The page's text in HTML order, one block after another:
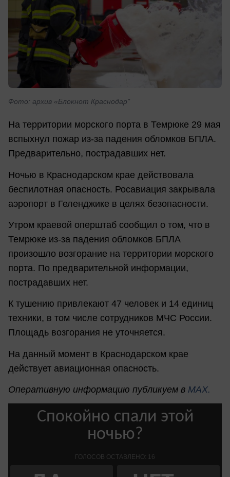
Фото: архив «Блокнот Краснодар"
На территории морского порта в Темрюке 29 мая
вспыхнул пожар из-за падения обломков БПЛА.
Предварительно, пострадавших нет.
Ночью в Краснодарском крае действовала
беспилотная опасность. Росавиация закрывала
аэропорт в Геленджике в целях безопасности.
Утром краевой оперштаб сообщил о том, что в
Темрюке из-за падения обломков БПЛА
произошло возгорание на территории морского
порта. По предварительной информации,
пострадавших нет.
К тушению привлекают 47 человек и 14 единиц
техники, в том числе сотрудников МЧС России.
Площадь возгорания не уточняется.
На данный момент в Краснодарском крае
действует авиационная опасность.
Оперативную информацию публикуем в MAX.